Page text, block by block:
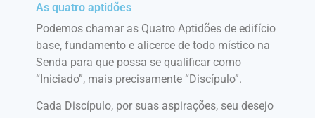
As quatro aptidões
Podemos chamar as Quatro Aptidões de edifício
base, fundamento e alicerce de todo místico na
Senda para que possa se qualificar como
“Iniciado”, mais precisamente “Discípulo”.
Cada Discípulo, por suas aspirações, seu desejo